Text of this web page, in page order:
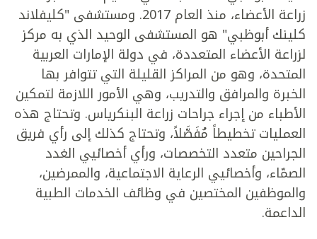
زراعة الأعضاء، منذ العام 2017. ومستشفى "كليفلاند
كلينك أبوظبي" هو المستشفى الوحيد الذي به مركز
لزراعة الأعضاء المتعددة، في دولة الإمارات العربية
المتحدة، وهو من المراكز القليلة التي تتوافر بها
الخبرة والمرافق والتدريب، وهي الأمور اللازمة لتمكين
الأطباء من إجراء جراحات زراعة البنكرياس. وتحتاج هذه
العمليات تخطيطاً مُفَصَّلاً، وتحتاج كذلك إلى رأي فريق
الجراحين متعدد التخصصات، ورأي أخصائيي الغدد
الصمّاء، وأخصائيي الرعاية الاجتماعية، والممرضين،
والموظفين المختصين في وظائف الخدمات الطبية
الداعمة.